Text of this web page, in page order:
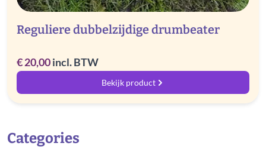
Reguliere dubbelzijdige drumbeater
€20,00incl. BTW
Bekijk product
Categories